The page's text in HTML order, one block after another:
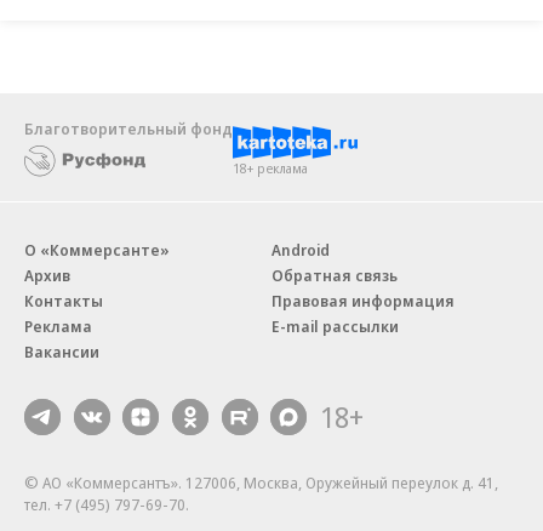
Благотворительный фонд
18+ реклама
О «Коммерсанте»
Архив
Контакты
Реклама
Вакансии
Android
Обратная связь
Правовая информация
E-mail рассылки
18+
© АО «Коммерсантъ». 127006, Москва, Оружейный переулок д. 41,
тел. +7 (495) 797-69-70.